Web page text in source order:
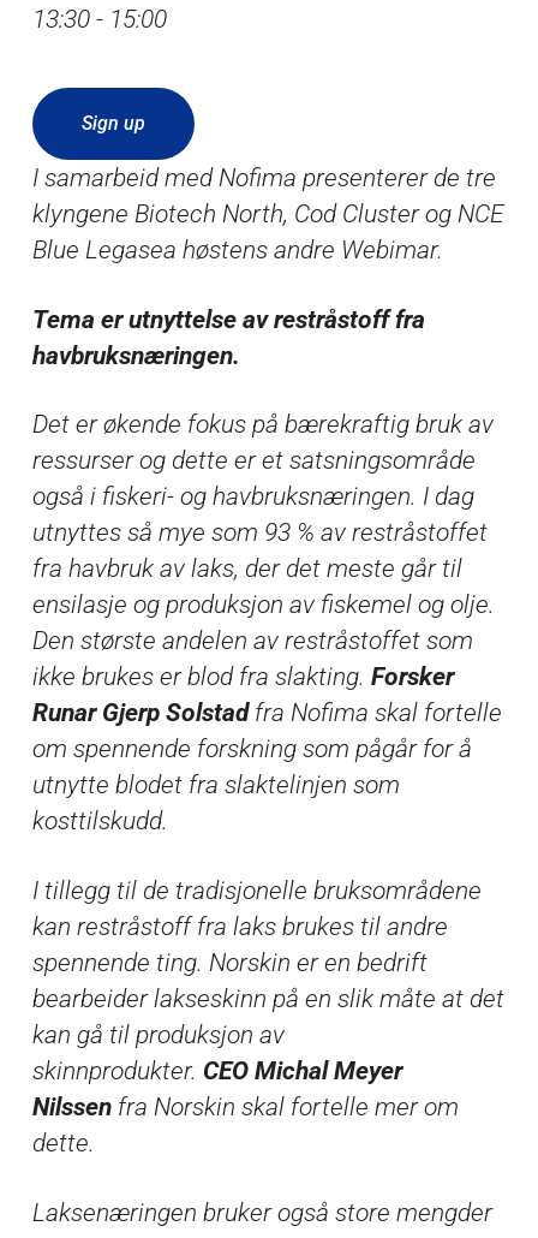
13:30 - 15:00
Sign up
I samarbeid med Nofima presenterer de tre
klyngene Biotech North, Cod Cluster og NCE
Blue Legasea høstens andre Webimar.
Tema er utnyttelse av restråstoff fra
havbruksnæringen.
Det er økende fokus på bærekraftig bruk av
ressurser og dette er et satsningsområde
også i fiskeri- og havbruksnæringen. I dag
utnyttes så mye som 93 % av restråstoffet
fra havbruk av laks, der det meste går til
ensilasje og produksjon av fiskemel og olje.
Den største andelen av restråstoffet som
ikke brukes er blod fra slakting. Forsker
Runar Gjerp Solstadfra Nofima skal fortelle
om spennende forskning som pågår for å
utnytte blodet fra slaktelinjen som
kosttilskudd.
I tillegg til de tradisjonelle bruksområdene
kan restråstoff fra laks brukes til andre
spennende ting. Norskin er en bedrift
bearbeider lakseskinn på en slik måte at det
kan gå til produksjon av
skinnprodukter. CEO Michal Meyer
Nilssen fra Norskin skal fortelle mer om
dette.
Laksenæringen bruker også store mengder